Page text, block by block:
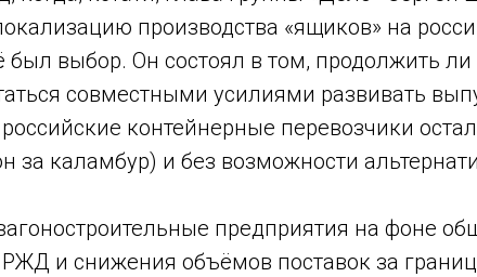
производства «ящиков» на
выбор. Он состоял в том, продолжить ли
совместными усилиями развивать
контейнерные перевозчики
за каламбур) и без возможности
предприятия на фоне
РЖД и снижения объёмов поставок за